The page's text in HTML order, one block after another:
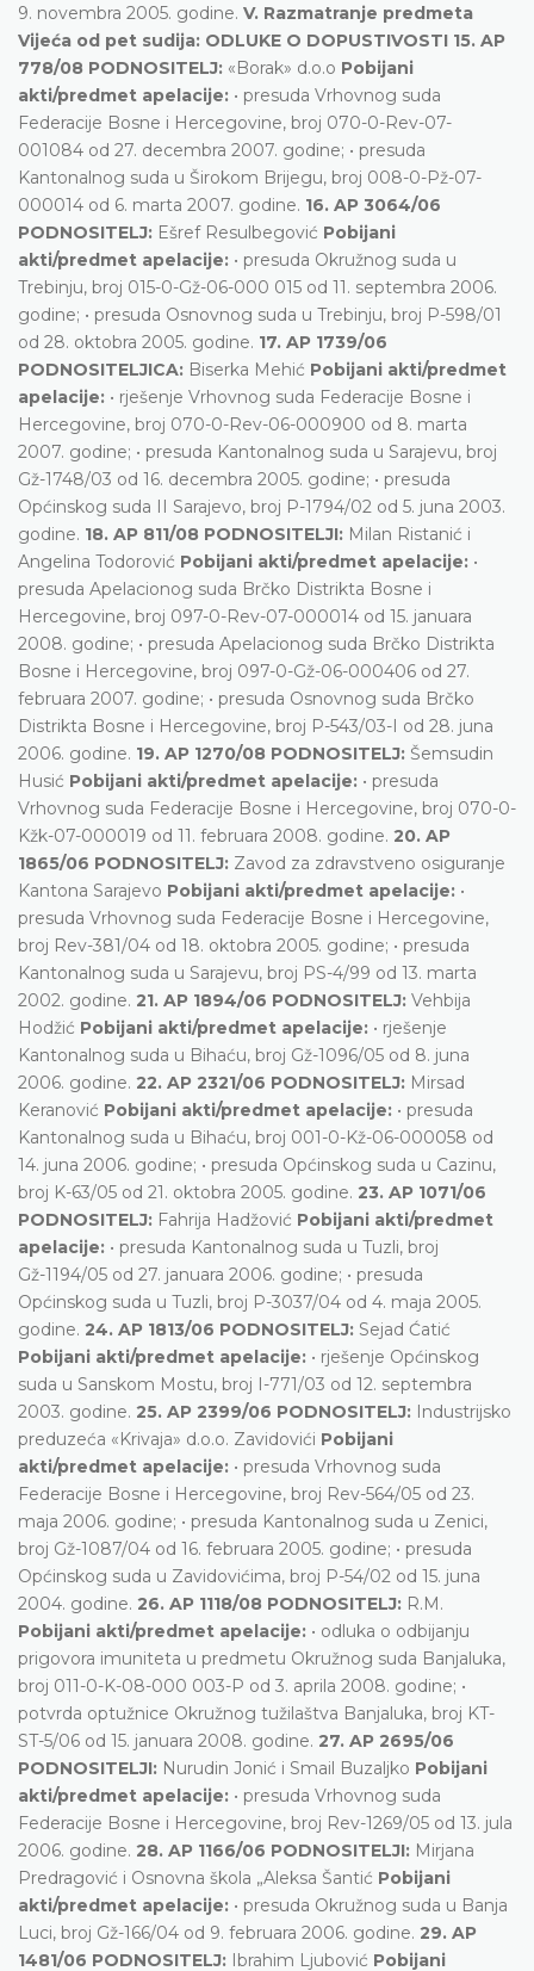
9. novembra 2005. godine. V. Razmatranje predmeta
Vijeća od pet sudija: ODLUKE O DOPUSTIVOSTI 15. AP
778/08 PODNOSITELJ: «Borak» d.o.o Pobijani
akti/predmet apelacije: • presuda Vrhovnog suda
Federacije Bosne i Hercegovine, broj 070-0-Rev-07-
001084 od 27. decembra 2007. godine; • presuda
Kantonalnog suda u Širokom Brijegu, broj 008-0-Pž-07-
000014 od 6. marta 2007. godine. 16. AP 3064/06
PODNOSITELJ: Ešref Resulbegović Pobijani
akti/predmet apelacije: • presuda Okružnog suda u
Trebinju, broj 015-0-Gž-06-000 015 od 11. septembra 2006.
godine; • presuda Osnovnog suda u Trebinju, broj P-598/01
od 28. oktobra 2005. godine. 17. AP 1739/06
PODNOSITELJICA: Biserka Mehić Pobijani akti/predmet
apelacije: • rješenje Vrhovnog suda Federacije Bosne i
Hercegovine, broj 070-0-Rev-06-000900 od 8. marta
2007. godine; • presuda Kantonalnog suda u Sarajevu, broj
Gž-1748/03 od 16. decembra 2005. godine; • presuda
Općinskog suda II Sarajevo, broj P-1794/02 od 5. juna 2003.
godine. 18. AP 811/08 PODNOSITELJI: Milan Ristanić i
Angelina Todorović Pobijani akti/predmet apelacije: •
presuda Apelacionog suda Brčko Distrikta Bosne i
Hercegovine, broj 097-0-Rev-07-000014 od 15. januara
2008. godine; • presuda Apelacionog suda Brčko Distrikta
Bosne i Hercegovine, broj 097-0-Gž-06-000406 od 27.
februara 2007. godine; • presuda Osnovnog suda Brčko
Distrikta Bosne i Hercegovine, broj P-543/03-I od 28. juna
2006. godine. 19. AP 1270/08 PODNOSITELJ: Šemsudin
Husić Pobijani akti/predmet apelacije: • presuda
Vrhovnog suda Federacije Bosne i Hercegovine, broj 070-0-
Kžk-07-000019 od 11. februara 2008. godine. 20. AP
1865/06 PODNOSITELJ: Zavod za zdravstveno osiguranje
Kantona Sarajevo Pobijani akti/predmet apelacije: •
presuda Vrhovnog suda Federacije Bosne i Hercegovine,
broj Rev-381/04 od 18. oktobra 2005. godine; • presuda
Kantonalnog suda u Sarajevu, broj PS-4/99 od 13. marta
2002. godine. 21. AP 1894/06 PODNOSITELJ: Vehbija
Hodžić Pobijani akti/predmet apelacije: • rješenje
Kantonalnog suda u Bihaću, broj Gž-1096/05 od 8. juna
2006. godine. 22. AP 2321/06 PODNOSITELJ: Mirsad
Keranović Pobijani akti/predmet apelacije: • presuda
Kantonalnog suda u Bihaću, broj 001-0-Kž-06-000058 od
14. juna 2006. godine; • presuda Općinskog suda u Cazinu,
broj K-63/05 od 21. oktobra 2005. godine. 23. AP 1071/06
PODNOSITELJ: Fahrija Hadžović Pobijani akti/predmet
apelacije: • presuda Kantonalnog suda u Tuzli, broj
Gž-1194/05 od 27. januara 2006. godine; • presuda
Općinskog suda u Tuzli, broj P-3037/04 od 4. maja 2005.
godine. 24. AP 1813/06 PODNOSITELJ: Sejad Ćatić
Pobijani akti/predmet apelacije: • rješenje Općinskog
suda u Sanskom Mostu, broj I-771/03 od 12. septembra
2003. godine. 25. AP 2399/06 PODNOSITELJ: Industrijsko
preduzeća «Krivaja» d.o.o. Zavidovići Pobijani
akti/predmet apelacije: • presuda Vrhovnog suda
Federacije Bosne i Hercegovine, broj Rev-564/05 od 23.
maja 2006. godine; • presuda Kantonalnog suda u Zenici,
broj Gž-1087/04 od 16. februara 2005. godine; • presuda
Općinskog suda u Zavidovićima, broj P-54/02 od 15. juna
2004. godine. 26. AP 1118/08 PODNOSITELJ: R.M.
Pobijani akti/predmet apelacije: • odluka o odbijanju
prigovora imuniteta u predmetu Okružnog suda Banjaluka,
broj 011-0-K-08-000 003-P od 3. aprila 2008. godine; •
potvrda optužnice Okružnog tužilaštva Banjaluka, broj KT-
ST-5/06 od 15. januara 2008. godine. 27. AP 2695/06
PODNOSITELJI: Nurudin Jonić i Smail Buzaljko Pobijani
akti/predmet apelacije: • presuda Vrhovnog suda
Federacije Bosne i Hercegovine, broj Rev-1269/05 od 13. jula
2006. godine. 28. AP 1166/06 PODNOSITELJI: Mirjana
Predragović i Osnovna škola „Aleksa Šantić Pobijani
akti/predmet apelacije: • presuda Okružnog suda u Banja
Luci, broj Gž-166/04 od 9. februara 2006. godine. 29. AP
1481/06 PODNOSITELJ: Ibrahim Ljubović Pobijani